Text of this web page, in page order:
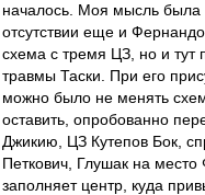
началось. Моя мысль была
отсутствии еще и
схема с тремя ЦЗ, но и тут
травмы Таски. При его
можно было не менять
оставить, опробованно
Джикию, ЦЗ Кутепов Бок,
Петкович, Глушак на
заполняет центр, куда